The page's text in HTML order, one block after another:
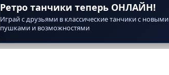
Ретро танчики теперь ОНЛАЙН!
Играй с друзьями в классические танчики с новыми
пушками и возможностями